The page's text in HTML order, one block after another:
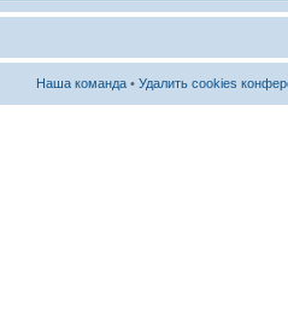
Наша команда • Удалить cookies